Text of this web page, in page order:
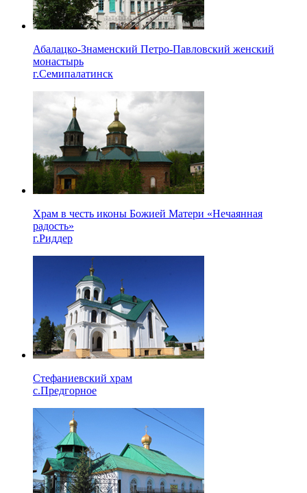
Абалацко-Знаменский Петро-Павловский женский
монастырь
г.Семипалатинск
Храм в честь иконы Божией Матери «Нечаянная
радость»
г.Риддер
Стефаниевский храм
с.Предгорное